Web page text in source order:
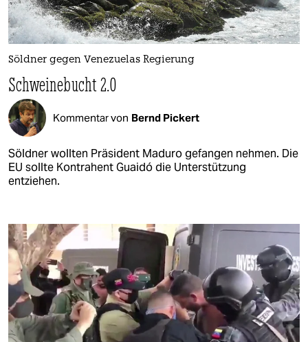
Söldner gegen Venezuelas Regierung
Schweinebucht 2.0
Kommentar von Bernd Pickert
Söldner wollten Präsident Maduro gefangen nehmen. Die
EU sollte Kontrahent Guaidó die Unterstützung
entziehen.